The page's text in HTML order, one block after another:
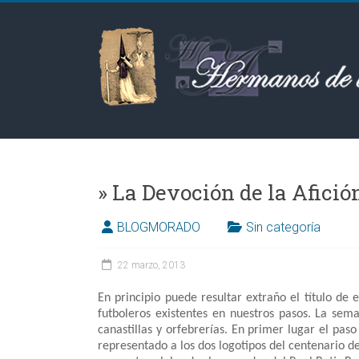
Hermanos
de
las
Aguas
BLOGMORADO Sin categoría
22 marzo, 2013
En principio puede resultar extraño el título de
futboleros existentes en nuestros pasos. La
canastillas y orfebrerías. En primer lugar el
representado a los dos logotipos del centenario